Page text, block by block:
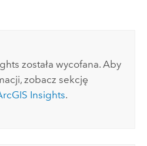
została wycofana. Aby
zobacz sekcję
Insights.